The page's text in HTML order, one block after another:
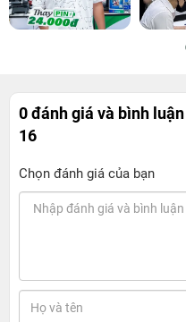
0 đánh giá và bình luận
16
Chọn đánh giá của bạn